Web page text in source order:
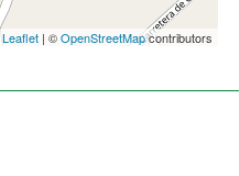
Leaflet| ©OpenStreetMapcontributors